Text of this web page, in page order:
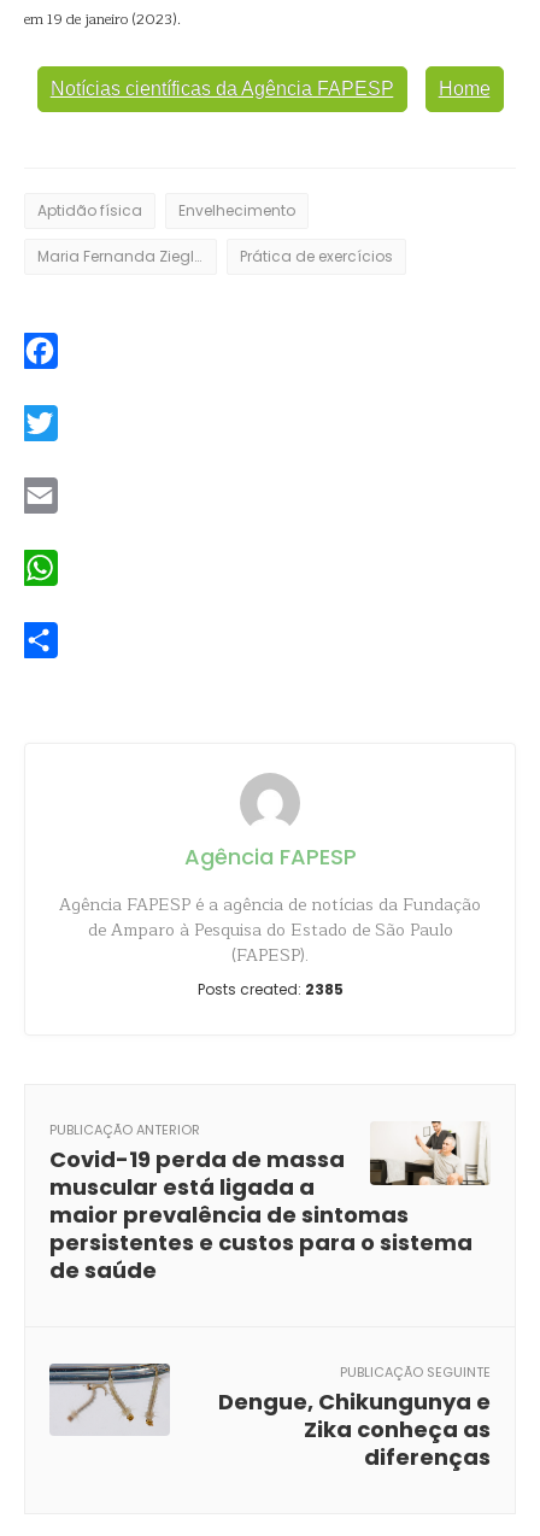
em 19 de janeiro (2023).
Notícias científicas da Agência FAPESP Home
Aptidão física Envelhecimento
Maria Fernanda Ziegler Prática de exercícios
Agência FAPESP
Agência FAPESP é a agência de notícias da Fundação
de Amparo à Pesquisa do Estado de São Paulo
(FAPESP).
Posts created: 2385
PUBLICAÇÃO ANTERIOR
Covid-19 perda de massa
muscular está ligada a
maior prevalência de sintomas
persistentes e custos para o sistema
de saúde
PUBLICAÇÃO SEGUINTE
Dengue, Chikungunya e
Zika conheça as
diferenças